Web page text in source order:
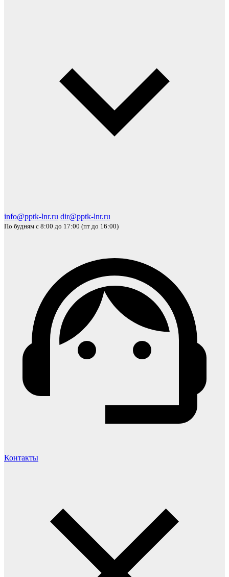
info@pptk-lnr.ru dir@pptk-lnr.ru
По будням с 8:00 до 17:00 (пт до 16:00)
Контакты